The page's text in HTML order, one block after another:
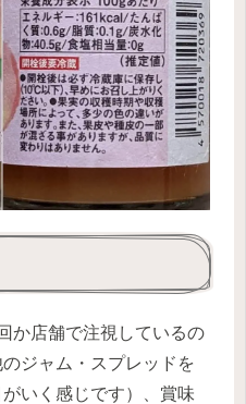
か店舗で注視しているの
ジャム・スプレッドを
いく感じです）、賞味